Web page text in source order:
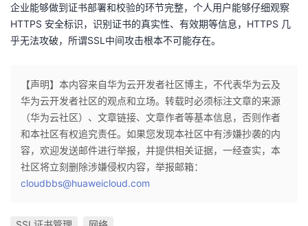
企业能够做到证书部署和校验的环节完整，个人用户能够仔细观察
HTTPS 安全标识，识别证书的真实性、有效期等信息，HTTPS 几
乎无法攻破，所谓SSL中间攻击根本不可能存在。
【声明】本内容来自华为云开发者社区博主，不代表华为云及
华为云开发者社区的观点和立场。转载时必须标注文章的来源
（华为云社区）、文章链接、文章作者等基本信息，否则作者
和本社区有权追究责任。如果您发现本社区中有涉嫌抄袭的内
容，欢迎发送邮件进行举报，并提供相关证据，一经查实，本
社区将立刻删除涉嫌侵权内容，举报邮箱：
cloudbbs@huaweicloud.com